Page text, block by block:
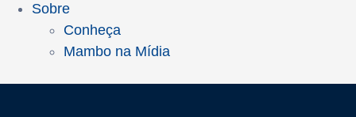
Sobre
Conheça
Mambo na Mídia